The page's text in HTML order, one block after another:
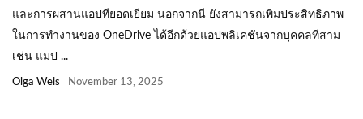
และการผสานแอปทียอดเยียม นอกจากนี ยังสามารถเพิมประสิทธิภาพ
ในการทำงานของ OneDrive ได้อีกด้วยแอปพลิเคชันจากบุคคลทีสาม
เช่น แมป ...
Olga Weis November 13, 2025